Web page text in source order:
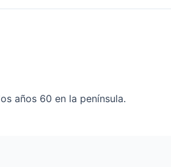
años 60 en la península.